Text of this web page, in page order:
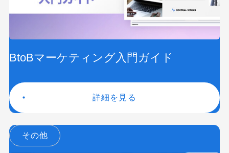
BtoBマーケティング入門ガイド
詳細を見る
その他